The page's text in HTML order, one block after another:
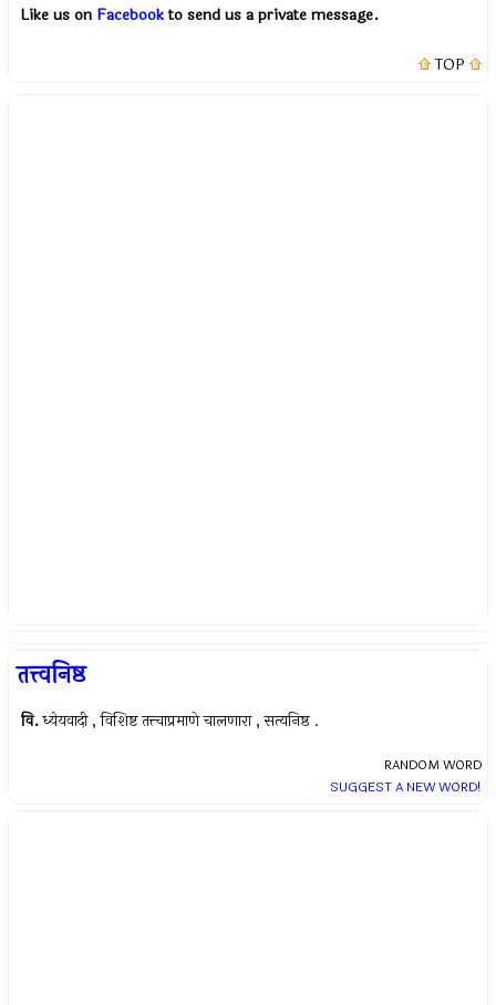
Like us on Facebookto send us a private message.
TOP
तत्त्वनिष्ठ
वि. ध्येयवादी , विशिष्ट तत्त्चाप्रमाणे चालणारा , सत्यनिष्ठ .
RANDOM WORD
SUGGEST A NEW WORD!